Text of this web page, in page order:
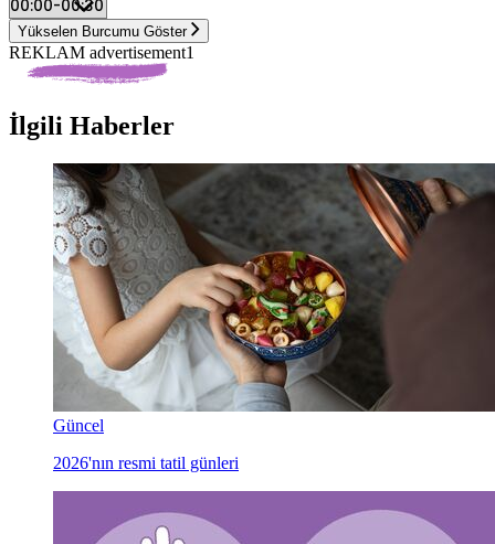
Yükselen Burcumu Göster
REKLAM advertisement1
İlgili Haberler
Güncel
2026'nın resmi tatil günleri